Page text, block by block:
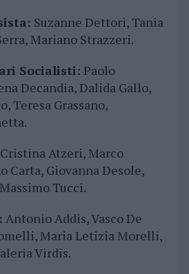
Suzanne Dettori, Tania
Mariano Strazzeri.
Socialisti: Paolo
Decandia, Dalida Gallo,
Teresa Grassano,
Cristina Atzeri, Marco
Carta, Giovanna Desole,
Tucci.
Antonio Addis, Vasco De
Maria Letizia Morelli,
Virdis.